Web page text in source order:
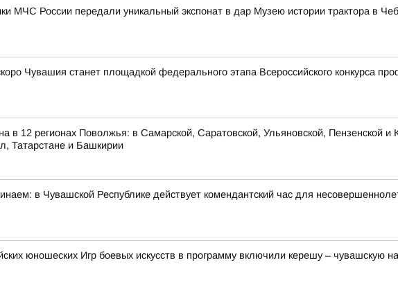
МЧС России передали уникальный экспонат в дар Музею истории трактора в
Чувашия станет площадкой федерального этапа Всероссийского конкурса
в 12 регионах Поволжья: в Самарской, Саратовской, Ульяновской, Пензенской
Татарстане и Башкирии
в Чувашской Республике действует комендантский час для
юношеских Игр боевых искусств в программу включили керешу – чувашскую